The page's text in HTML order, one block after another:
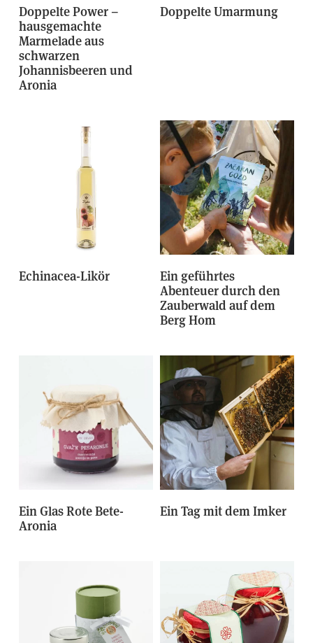
Doppelte Power –
hausgemachte
Marmelade aus
schwarzen
Johannisbeeren und
Aronia
Doppelte Umarmung
Echinacea-Likör
Ein geführtes
Abenteuer durch den
Zauberwald auf dem
Berg Hom
Ein Glas Rote Bete-
Aronia
Ein Tag mit dem Imker